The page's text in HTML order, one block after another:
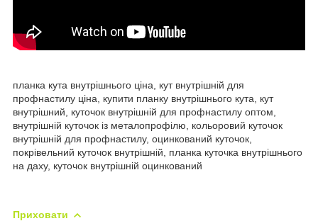
планка кута внутрішнього ціна, кут внутрішній для
профнастилу ціна, купити планку внутрішнього кута, кут
внутрішний, куточок внутрішній для профнастилу оптом,
внутрішній куточок із металопрофілю, кольоровий куточок
внутрішній для профнастилу, оцинкований куточок,
покрівельний куточок внутрішній, планка куточка внутрішнього
на даху, куточок внутрішній оцинкований
Приховати